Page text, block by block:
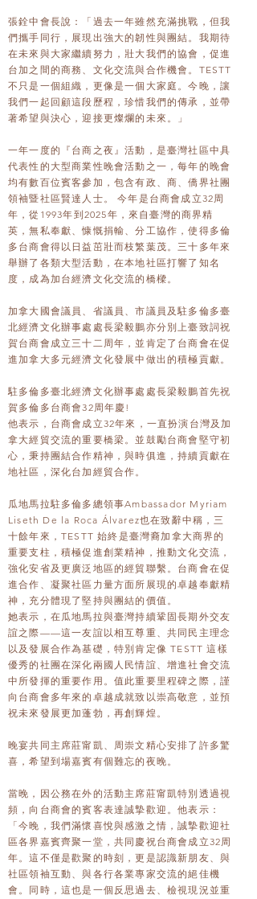
張銓中會長說：「過去一年雖然充滿挑戰，但我
們攜手同行，展現出強大的韌性與團結。我期待
在未來與大家繼續努力，壯大我們的協會，促進
台加之間的商務、文化交流與合作機會。TESTT
不只是一個組織，更像是一個大家庭。今晚，讓
我們一起回顧這段歷程，珍惜我們的傳承，並帶
著希望與決心，迎接更燦爛的未來。」
一年一度的『台商之夜』活動，是臺灣社區中具
代表性的大型商業性晚會活動之一，每年的晚會
均有數百位賓客參加，包含有政、商、僑界社團
領袖暨社區賢達人士。 今年是台商會成立32周
年，從1993年到2025年，來自臺灣的商界精
英，無私奉獻、慷慨捐輸、分工協作，使得多倫
多台商會得以日益茁壯而枝繁葉茂。三十多年來
舉辦了各類大型活動，在本地社區打響了知名
度，成為加台經濟文化交流的橋樑。
加拿大國會議員、省議員、市議員及駐多倫多臺
北經濟文化辦事處處長梁毅鵬亦分別上臺致詞祝
賀台商會成立三十二周年，並肯定了台商會在促
進加拿大多元經濟文化發展中做出的積極貢獻。
駐多倫多臺北經濟文化辦事處處長梁毅鵬首先祝
賀多倫多台商會32周年慶!
他表示，台商會成立32年來，一直扮演台灣及加
拿大經貿交流的重要橋梁。並鼓勵台商會堅守初
心，秉持團結合作精神，與時俱進，持續貢獻在
地社區，深化台加經貿合作。
瓜地馬拉駐多倫多總領事Ambassador Myriam
Liseth De la Roca Álvarez也在致辭中稱，三
十餘年來，TESTT 始終是臺灣裔加拿大商界的
重要支柱，積極促進創業精神，推動文化交流，
強化安省及更廣泛地區的經貿聯繫。台商會在促
進合作、凝聚社區力量方面所展現的卓越奉獻精
神，充分體現了堅持與團結的價值。
她表示，在瓜地馬拉與臺灣持續鞏固長期外交友
誼之際——這一友誼以相互尊重、共同民主理念
以及發展合作為基礎，特別肯定像 TESTT 這樣
優秀的社團在深化兩國人民情誼、增進社會交流
中所發揮的重要作用。值此重要里程碑之際，謹
向台商會多年來的卓越成就致以崇高敬意，並預
祝未來發展更加蓬勃，再創輝煌。
晚宴共同主席莊甯凱、周崇文精心安排了許多驚
喜，希望到場嘉賓有個難忘的夜晚。
當晚，因公務在外的活動主席莊甯凱特別透過視
頻，向台商會的賓客表達誠摯歡迎。他表示：
「今晚，我們滿懷喜悅與感激之情，誠摯歡迎社
區各界嘉賓齊聚一堂，共同慶祝台商會成立32周
年。這不僅是歡聚的時刻，更是認識新朋友、與
社區領袖互動、與各行各業專家交流的絕佳機
會。同時，這也是一個反思過去、檢視現況並重